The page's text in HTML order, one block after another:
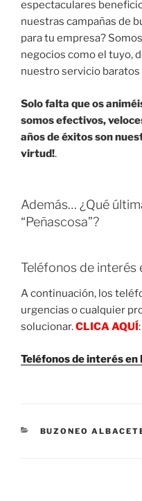
espectaculares
nuestras campañas de
para tu empresa?
negocios como el tuyo,
nuestro servicio
Solo falta que os
somos efectivos,
años de éxitos son
virtud!.
Además… ¿Qué
“Peñascosa”?
Teléfonos de interés
A continuación, los
urgencias o cualquier
solucionar.CLICA AQUÍ :
Teléfonos de interés en
CATEGORIES
BUZONEO